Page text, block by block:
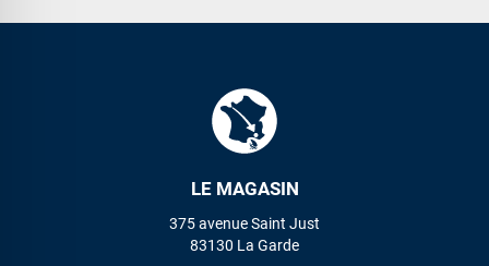
LE MAGASIN
375 avenue Saint Just
83130 La Garde